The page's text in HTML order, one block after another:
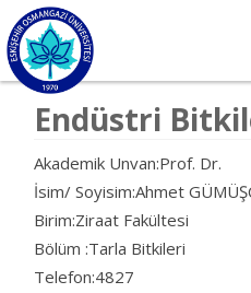
Endüstri
Akademik Unvan:Prof. Dr.
İsim/ Soyisim:Ahmet
Birim:Ziraat Fakültesi
Bölüm :Tarla Bitkileri
Telefon:4827